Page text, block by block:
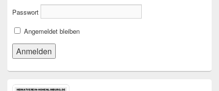
Passwort
Angemeldet bleiben